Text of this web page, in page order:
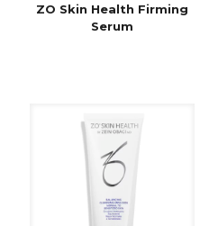
ZO Skin Health Firming
Serum